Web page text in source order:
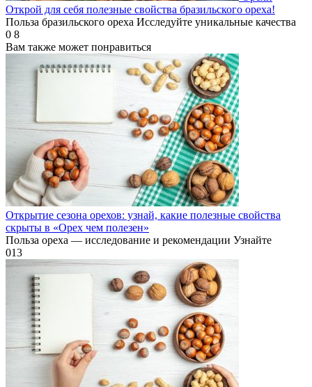
Открой для себя полезные свойства бразильского ореха!
Польза бразильского ореха Исследуйте уникальные качества
0 8
Вам также может понравиться
Открытие сезона орехов: узнай, какие полезные свойства
скрыты в «Орех чем полезен»
Польза ореха — исследование и рекомендации Узнайте
013